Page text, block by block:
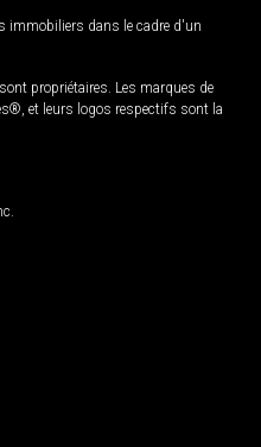
immobiliers dans le cadre d'un
propriétaires. Les marques de
et leurs logos respectifs sont la